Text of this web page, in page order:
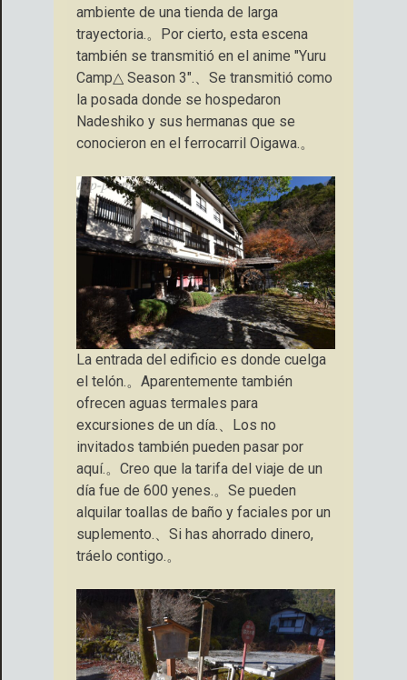
ambiente de una tienda de larga
trayectoria.。Por cierto, esta escena
también se transmitió en el anime "Yuru
Camp△ Season 3".、Se transmitió como
la posada donde se hospedaron
Nadeshiko y sus hermanas que se
conocieron en el ferrocarril Oigawa.。
La entrada del edificio es donde cuelga
el telón.。Aparentemente también
ofrecen aguas termales para
excursiones de un día.、Los no
invitados también pueden pasar por
aquí.。Creo que la tarifa del viaje de un
día fue de 600 yenes.。Se pueden
alquilar toallas de baño y faciales por un
suplemento.、Si has ahorrado dinero,
tráelo contigo.。